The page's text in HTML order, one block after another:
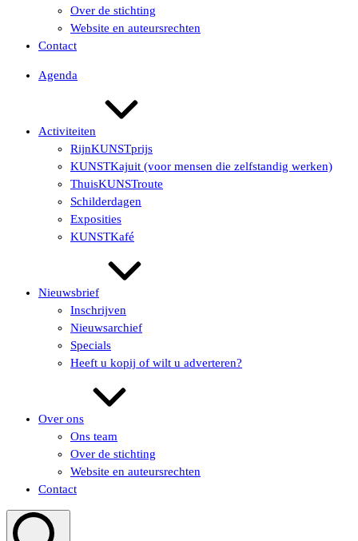
Over de stichting
Website en auteursrechten
Contact
Agenda
Activiteiten
RijnKUNSTprijs
KUNSTKajuit (voor mensen die zelfstandig werken)
ThuisKUNSTroute
Schilderdagen
Exposities
KUNSTKafé
Nieuwsbrief
Inschrijven
Nieuwsarchief
Specials
Heeft u kopij of wilt u adverteren?
Over ons
Ons team
Over de stichting
Website en auteursrechten
Contact